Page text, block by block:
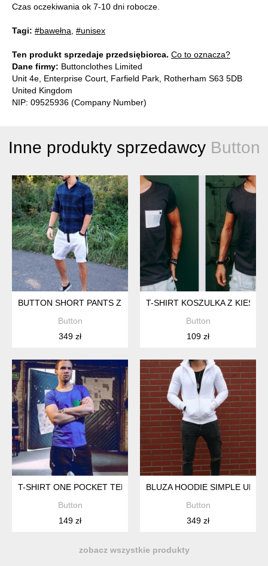
Czas oczekiwania ok 7-10 dni robocze.
Tagi: #bawełna #unisex
Ten produkt sprzedaje przedsiębiorca. Co to oznacza?
Dane firmy: Buttonclothes Limited
Unit 4e, Enterprise Court, Farfield Park, Rotherham S63 5DB
United Kingdom
NIP: 09525936 (Company Number)
Inne produkty sprzedawcy Button
BUTTON SHORT PANTS Z LAMPASEM KRÓTKIE SPODENKI
Button
349 zł
T-SHIRT KOSZULKA Z
Button
109 zł
T-SHIRT ONE POCKET TEE UNISEX NIEBIESKA KOSZULKA
Button
149 zł
BLUZA HOODIE SIMPLE
Button
349 zł
zobacz wszystkie produkty